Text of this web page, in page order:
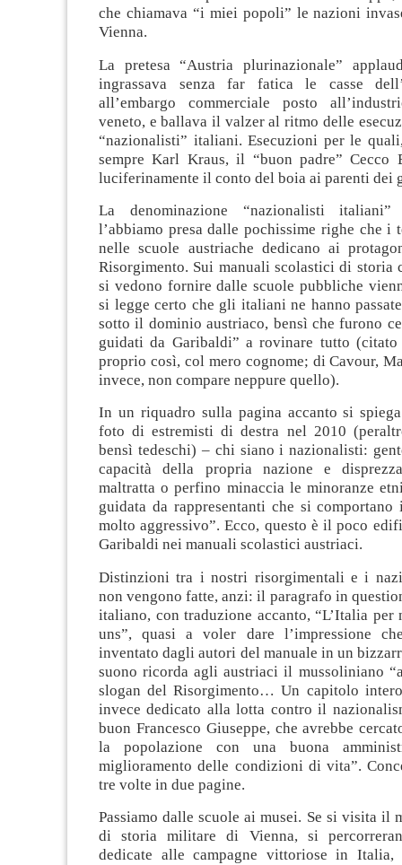
che chiamava “i miei popoli” le nazioni
Vienna.
La pretesa “Austria plurinazionale”
ingrassava senza far fatica le casse
all’embargo commerciale posto
veneto, e ballava il valzer al ritmo delle
“nazionalisti” italiani. Esecuzioni per le
sempre Karl Kraus, il “buon padre” Cecco
luciferinamente il conto del boia ai parenti dei
La denominazione “nazionalisti
l’abbiamo presa dalle pochissime righe che i
nelle scuole austriache dedicano ai
Risorgimento. Sui manuali scolastici di
si vedono fornire dalle scuole pubbliche
si legge certo che gli italiani ne hanno
sotto il dominio austriaco, bensì che furono
guidati da Garibaldi” a rovinare tutto
proprio così, col mero cognome; di Cavour,
invece, non compare neppure quello).
In un riquadro sulla pagina accanto si
foto di estremisti di destra nel 2010
bensì tedeschi) – chi siano i nazionalisti:
capacità della propria nazione e
maltratta o perfino minaccia le minoranze
guidata da rappresentanti che si comportano
molto aggressivo”. Ecco, questo è il poco
Garibaldi nei manuali scolastici austriaci.
Distinzioni tra i nostri risorgimentali e i
non vengono fatte, anzi: il paragrafo in
italiano, con traduzione accanto, “L’Italia
uns”, quasi a voler dare l’impressione
inventato dagli autori del manuale in un
suono ricorda agli austriaci il mussoliniano
slogan del Risorgimento… Un capitolo
invece dedicato alla lotta contro il
buon Francesco Giuseppe, che avrebbe
la popolazione con una buona
miglioramento delle condizioni di vita”.
tre volte in due pagine.
Passiamo dalle scuole ai musei. Se si visita il
di storia militare di Vienna, si
dedicate alle campagne vittoriose in